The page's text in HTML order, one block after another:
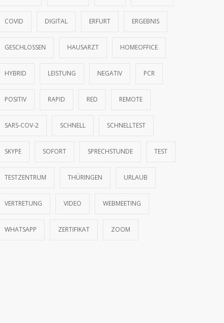
03.01.2017
Spezielle Sprechzeiten vor und über die Feiertage
17.12.2016
Praxis geschlossen im März 2019
15.03.2019
Weiterbildung – Praxis geschlossen (27.10. bis
COVID DIGITAL ERFURT ERGEBNIS
GESCHLOSSEN HAUSARZT HOMEOFFICE
HYBRID LEISTUNG NEGATIV PCR
POSITIV RAPID RED REMOTE
SARS-COV-2 SCHNELL SCHNELLTEST
SKYPE SOFORT SPRECHSTUNDE TEST
TESTZENTRUM THÜRINGEN URLAUB
VERTRETUNG VIDEO WEBMEETING
WHATSAPP ZERTIFIKAT ZOOM